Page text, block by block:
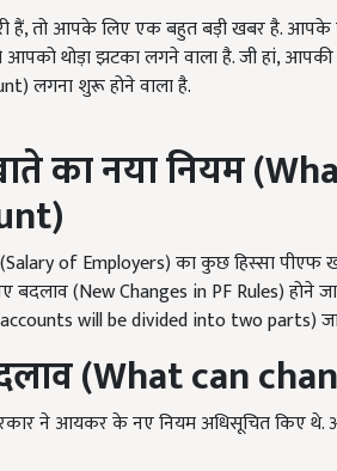
हैं, तो आपके लिए एक बहुत बड़ी खबर है.
आपको थोड़ा झटका लगने वाला है. जी हां,
लगना शुरू होने वाला है.
का नया नियम (
(Salary of Employers) का कुछ हिस्सा पीएफ
(New Changes in PF Rules) होने
accounts will be divided into two parts)
(What can
ने आयकर के नए नियम अधिसूचित किए थे.